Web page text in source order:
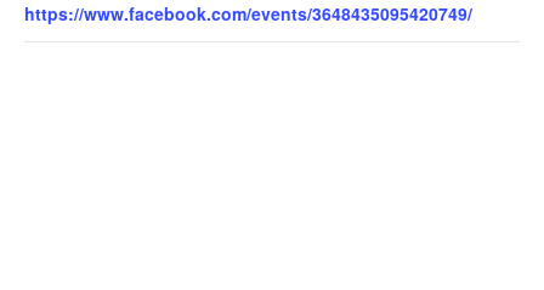
https://www.facebook.com/events/3648435095420749/